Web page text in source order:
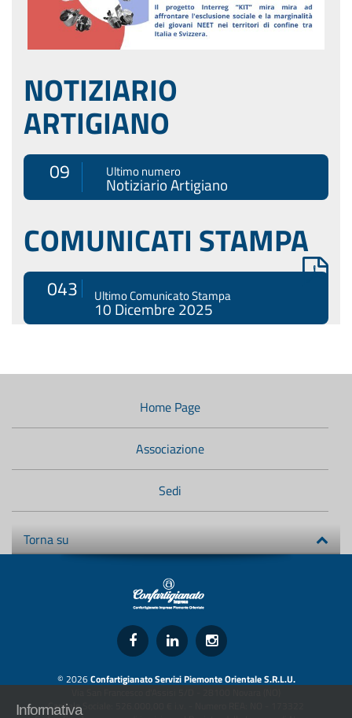
NOTIZIARIO
ARTIGIANO
09 Ultimo numero
Notiziario Artigiano
COMUNICATI STAMPA
043 Ultimo Comunicato Stampa
10 Dicembre 2025
Home Page
Associazione
Sedi
Torna su
© 2026Confartigianato Servizi Piemonte Orientale S.R.L.U.
Capitale Sociale: 526.000,00 € i.v. - Numero REA: NO - 173322
Informativa